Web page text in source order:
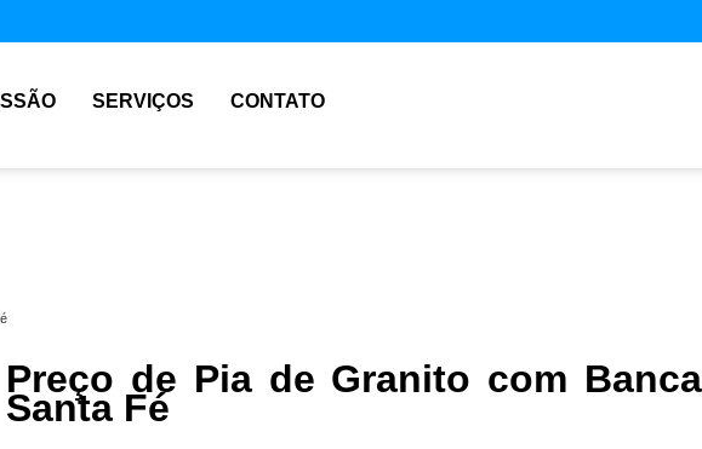
SERVIÇOS CONTATO
Preço de Pia de Granito com
Santa Fé